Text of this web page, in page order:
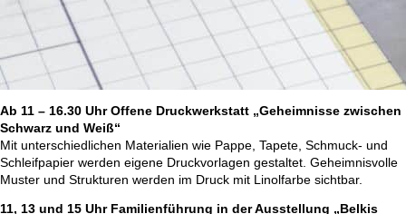
Ab 11 – 16.30 Uhr Offene Druckwerkstatt „Geheimnisse zwischen
Schwarz und Weiß“
Mit unterschiedlichen Materialien wie Pappe, Tapete, Schmuck- und
Schleifpapier werden eigene Druckvorlagen gestaltet. Geheimnisvolle
Muster und Strukturen werden im Druck mit Linolfarbe sichtbar.
11, 13 und 15 Uhr Familienführung in der Ausstellung „Belkis